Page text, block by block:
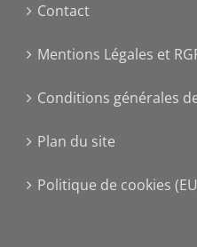
Contact
Mentions Légales et
Conditions générales
Plan du site
Politique de cookies